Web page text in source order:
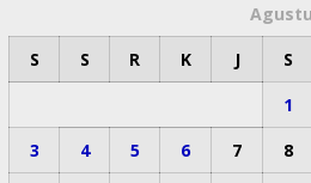
S
S R K J S
1
3
4 5 6 7 8